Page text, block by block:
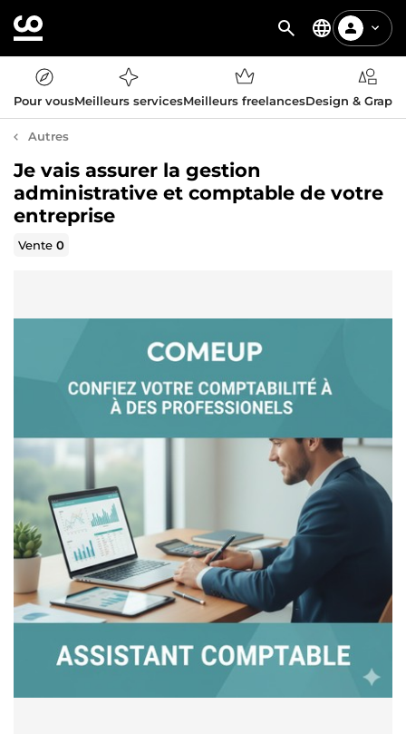
Pour vousMeilleurs servicesMeilleurs freelancesDesign &
Autres
Je vais assurer la gestion
administrative et comptable de votre
entreprise
Vente0